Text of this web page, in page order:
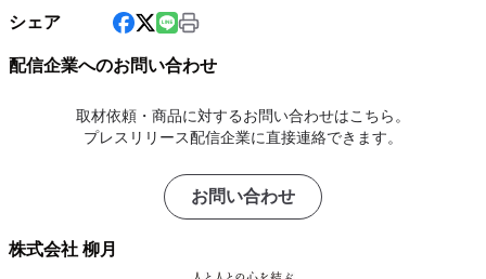
シェア
配信企業へのお問い合わせ
取材依頼・商品に対するお問い合わせはこちら。
プレスリリース配信企業に直接連絡できます。
お問い合わせ
株式会社 柳月